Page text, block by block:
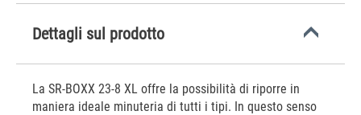
Dettagli sul prodotto
La SR-BOXX 23-8 XL offre la possibilità di riporre in
maniera ideale minuteria di tutti i tipi. In questo senso